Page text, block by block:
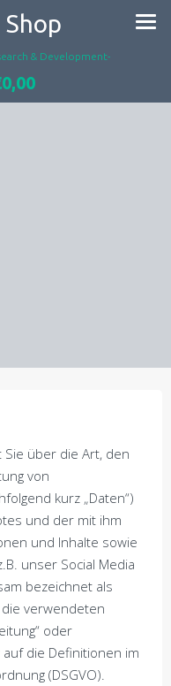
& Development-
0,00
Sie über die Art, den
von
kurz „Daten“)
und der mit ihm
und Inhalte sowie
unser Social Media
bezeichnet als
die verwendeten
oder
die Definitionen im
(DSGVO).